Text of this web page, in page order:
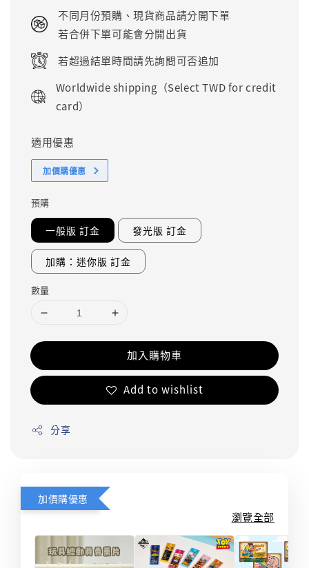
不同月份預購、現貨商品請分開下單
若合併下單可能會分開出貨
若超過結單時間請先詢問可否追加
Worldwide shipping（Select TWD for credit
card）
適用優惠
加價購優惠
預購
一般版 訂金 發光版 訂金
加購：迷你版 訂金
數量
加入購物車
Add to wishlist
分享
加價購優惠
瀏覽全部